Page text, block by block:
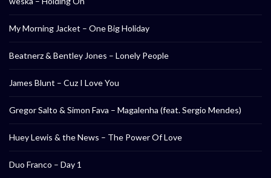
My Morning Jacket – One Big Holiday
Beatnerz & Bentley Jones – Lonely People
James Blunt – Cuz I Love You
Gregor Salto & Simon Fava – Magalenha (feat. Sergio Mendes)
Huey Lewis & the News – The Power Of Love
Duo Franco – Day 1